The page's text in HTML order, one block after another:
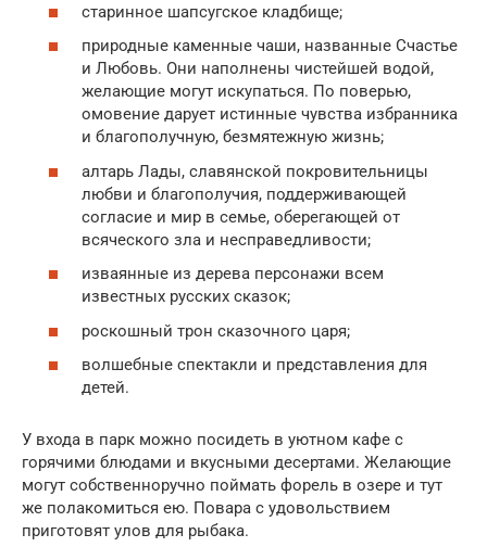
старинное шапсугское кладбище;
природные каменные чаши, названные Счастье
и Любовь. Они наполнены чистейшей водой,
желающие могут искупаться. По поверью,
омовение дарует истинные чувства избранника
и благополучную, безмятежную жизнь;
алтарь Лады, славянской покровительницы
любви и благополучия, поддерживающей
согласие и мир в семье, оберегающей от
всяческого зла и несправедливости;
изваянные из дерева персонажи всем
известных русских сказок;
роскошный трон сказочного царя;
волшебные спектакли и представления для
детей.
У входа в парк можно посидеть в уютном кафе с
горячими блюдами и вкусными десертами. Желающие
могут собственноручно поймать форель в озере и тут
же полакомиться ею. Повара с удовольствием
приготовят улов для рыбака.